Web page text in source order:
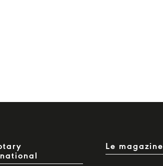
Le magazine